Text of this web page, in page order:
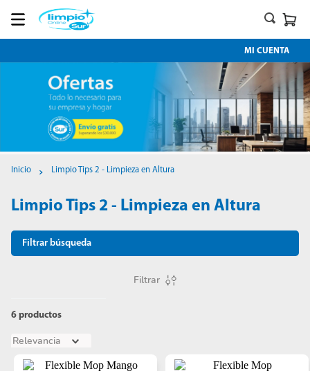
MI CUENTA
Limpio Tips 2 - Limpieza en Altura
Limpio Tips 2 - Limpieza en Altura
Filtrar búsqueda
Filtrar
6 productos
Relevancia